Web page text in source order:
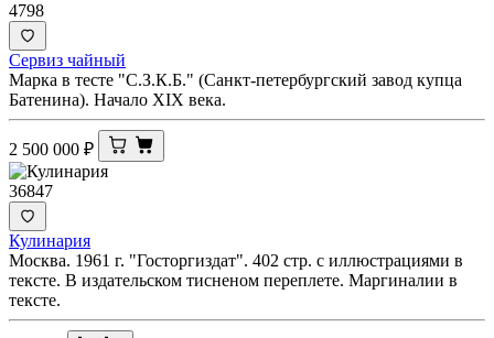
4798
Сервиз чайный
Марка в тесте "С.З.К.Б." (Санкт-петербургский завод купца
Батенина). Начало XIX века.
2 500 000 ₽
36847
Кулинария
Москва. 1961 г. "Госторгиздат". 402 стр. с иллюстрациями в
тексте. В издательском тисненом переплете. Маргиналии в
тексте.